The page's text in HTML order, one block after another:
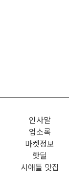
인사말
업소록
마켓정보
핫딜
시애틀 맛집